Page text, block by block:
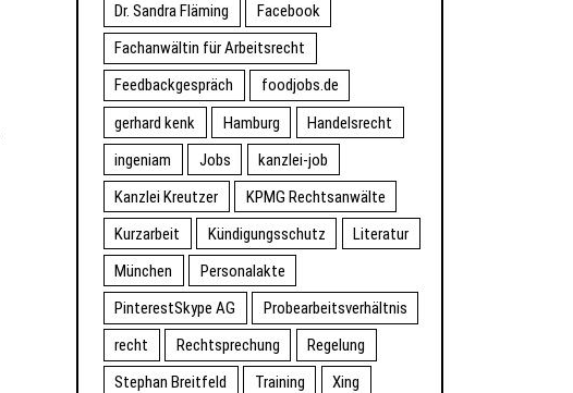
Dr. Sandra Fläming
Facebook
Fachanwältin für Arbeitsrecht
Feedbackgespräch
foodjobs.de
gerhard kenk
Hamburg
Handelsrecht
ingeniam
Jobs
kanzlei-job
Kanzlei Kreutzer
KPMG Rechtsanwälte
Kurzarbeit
Kündigungsschutz
Literatur
München
Personalakte
PinterestSkype AG
Probearbeitsverhältnis
recht
Rechtsprechung
Regelung
Stephan Breitfeld
Training
Xing